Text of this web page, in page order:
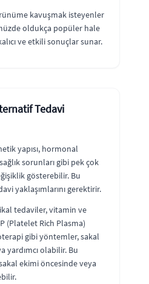
kavuşmak isteyenler
oldukça popüler hale
ve etkili sonuçlar sunar.
Tedavi
yapısı, hormonal
sorunları gibi pek çok
gösterebilir. Bu
yaklaşımlarını gerektirir.
tedaviler, vitamin ve
(Platelet Rich Plasma)
gibi yöntemler, sakal
yardımcı olabilir. Bu
ekimi öncesinde veya